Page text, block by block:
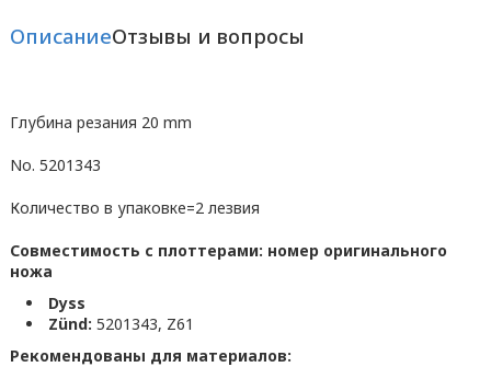
ОписаниеОтзывы и вопросы
Глубина резания 20 mm
No. 5201343
Количество в упаковке=2 лезвия
Совместимость с плоттерами: номер оригинального
ножа
Dyss
Zünd: 5201343, Z61
Рекомендованы для материалов: